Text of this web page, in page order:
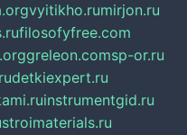
vyitikho.rumirjon.ru
filosofyfree.com
greleon.comsp-or.ru
detkiexpert.ru
instrumentgid.ru
stroimaterials.ru